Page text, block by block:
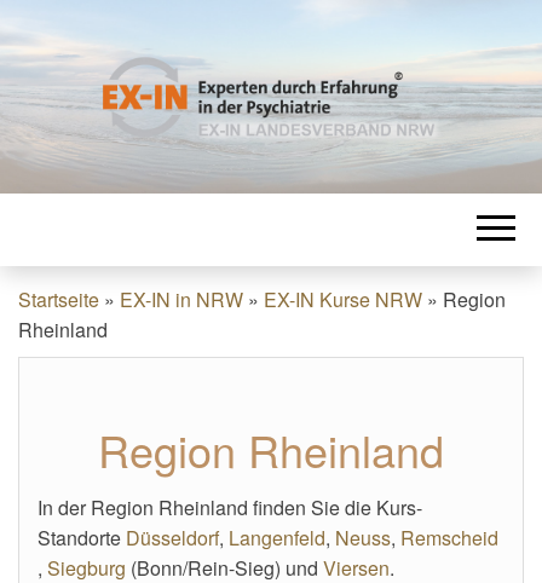
EXPERTEN
DURCH
ERFAHRUNG
IN DER
PSYCHIATRIE
EX-IN Landesverband NRW
Startseite » EX-IN in NRW » EX-IN Kurse NRW » Region
Rheinland
Region Rheinland
In der Region Rheinland finden Sie die Kurs-
Standorte Düsseldorf, Langenfeld, Neuss, Remscheid
, Siegburg (Bonn/Rein-Sieg) und Viersen.